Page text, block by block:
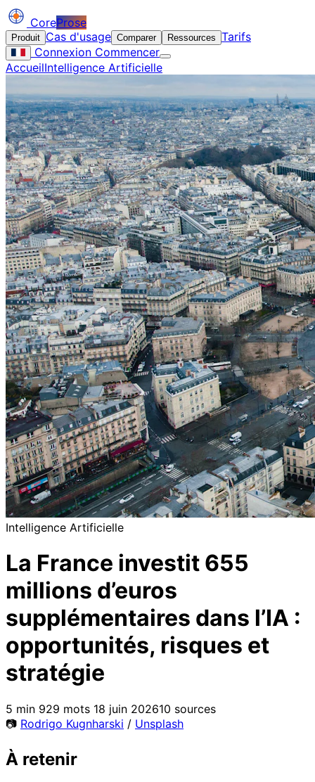
CoreProse
Produit Cas d'usage Comparer Ressources Tarifs
Connexion Commencer
AccueilIntelligence Artificielle
Intelligence Artificielle
La France investit 655
millions d’euros
supplémentaires dans l’IA :
opportunités, risques et
stratégie
5 min 929 mots 18 juin 202610 sources
📷 Rodrigo Kugnharski / Unsplash
À retenir